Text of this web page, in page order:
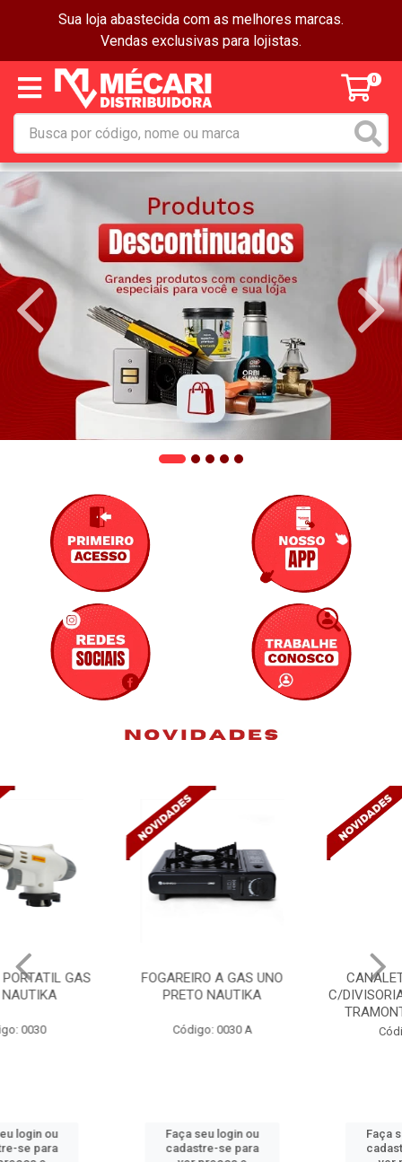
Sua loja abastecida com as melhores marcas.
Vendas exclusivas para lojistas.
0
FOGAREIRO A GAS UNO
PRETO NAUTIKA
Faça seu login ou
cadastre-se para
CANALETA 20X10X2M
C/DIVISORIA C/DUPLA FACE
TRAMONTINA 57300/...
Faça seu login ou
cadastre-se para